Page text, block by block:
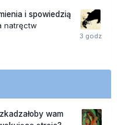
i spowiedzią
natręctw
wam